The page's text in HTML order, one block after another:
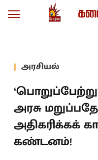
அரசியல்
அரசு
அதிகரிக்கக்
கண்டனம்!